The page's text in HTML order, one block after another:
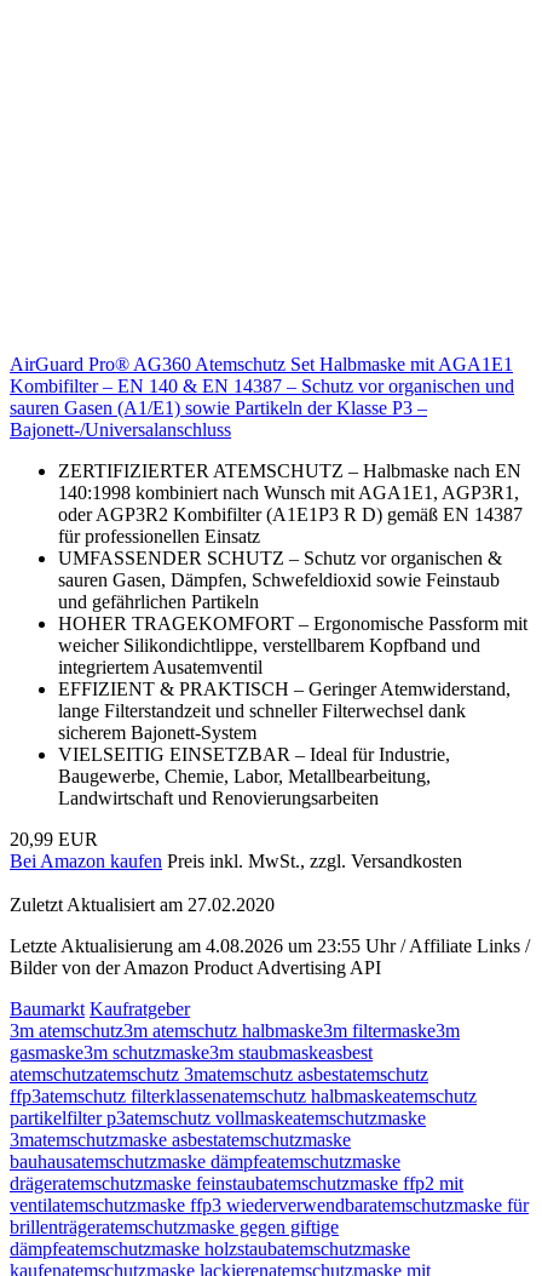
AirGuard Pro® AG360 Atemschutz Set Halbmaske mit AGA1E1
Kombifilter – EN 140 & EN 14387 – Schutz vor organischen und
sauren Gasen (A1/E1) sowie Partikeln der Klasse P3 –
Bajonett-/Universalanschluss
ZERTIFIZIERTER ATEMSCHUTZ – Halbmaske nach EN
140:1998 kombiniert nach Wunsch mit AGA1E1, AGP3R1,
oder AGP3R2 Kombifilter (A1E1P3 R D) gemäß EN 14387
für professionellen Einsatz
UMFASSENDER SCHUTZ – Schutz vor organischen &
sauren Gasen, Dämpfen, Schwefeldioxid sowie Feinstaub
und gefährlichen Partikeln
HOHER TRAGEKOMFORT – Ergonomische Passform mit
weicher Silikondichtlippe, verstellbarem Kopfband und
integriertem Ausatemventil
EFFIZIENT & PRAKTISCH – Geringer Atemwiderstand,
lange Filterstandzeit und schneller Filterwechsel dank
sicherem Bajonett-System
VIELSEITIG EINSETZBAR – Ideal für Industrie,
Baugewerbe, Chemie, Labor, Metallbearbeitung,
Landwirtschaft und Renovierungsarbeiten
20,99 EUR
Bei Amazon kaufen Preis inkl. MwSt., zzgl. Versandkosten
Zuletzt Aktualisiert am 27.02.2020
Letzte Aktualisierung am 4.08.2026 um 23:55 Uhr / Affiliate Links /
Bilder von der Amazon Product Advertising API
Baumarkt Kaufratgeber
3m atemschutz3m atemschutz halbmaske3m filtermaske3m
gasmaske3m schutzmaske3m staubmaskeasbest
atemschutzatemschutz 3matemschutz asbestatemschutz
ffp3atemschutz filterklassenatemschutz halbmaskeatemschutz
partikelfilter p3atemschutz vollmaskeatemschutzmaske
3matemschutzmaske asbestatemschutzmaske
bauhausatemschutzmaske dämpfeatemschutzmaske
drägeratemschutzmaske feinstaubatemschutzmaske ffp2 mit
ventilatemschutzmaske ffp3 wiederverwendbaratemschutzmaske für
brillenträgeratemschutzmaske gegen giftige
dämpfeatemschutzmaske holzstaubatemschutzmaske
kaufenatemschutzmaske lackierenatemschutzmaske mit